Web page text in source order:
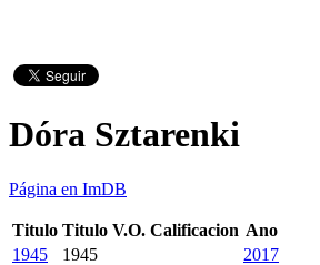
Dóra Sztarenki
Página en ImDB
Titulo Titulo V.O. Calificacion Ano
1945
1945 2017